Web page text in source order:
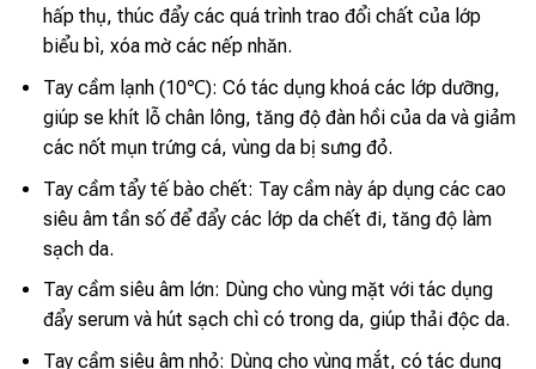
hấp thụ, thúc đẩy các quá trình trao đổi chất của lớp
biểu bì, xóa mờ các nếp nhăn.
Tay cầm lạnh (10℃): Có tác dụng khoá các lớp dưỡng,
giúp se khít lỗ chân lông, tăng độ đàn hồi của da và giảm
các nốt mụn trứng cá, vùng da bị sưng đỏ.
Tay cầm tẩy tế bào chết: Tay cầm này áp dụng các cao
siêu âm tần số để đẩy các lớp da chết đi, tăng độ làm
sạch da.
Tay cầm siêu âm lớn: Dùng cho vùng mặt với tác dụng
đẩy serum và hút sạch chì có trong da, giúp thải độc da.
Tay cầm siêu âm nhỏ: Dùng cho vùng mắt, có tác dụng